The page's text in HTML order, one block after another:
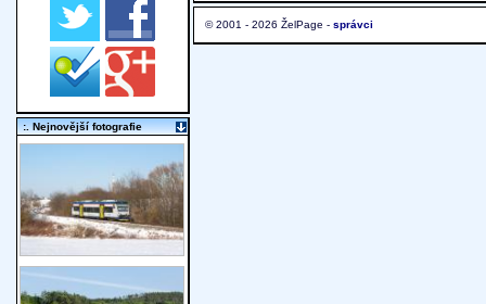
© 2001 - 2026 ŽelPage - správci
:. Nejnovější fotografie